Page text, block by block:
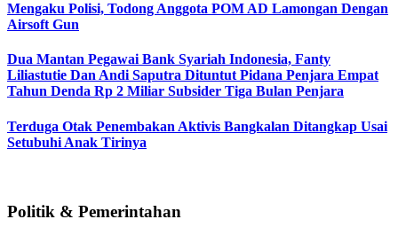
Mengaku Polisi, Todong Anggota POM AD Lamongan Dengan
Airsoft Gun
Dua Mantan Pegawai Bank Syariah Indonesia, Fanty
Liliastutie Dan Andi Saputra Dituntut Pidana Penjara Empat
Tahun Denda Rp 2 Miliar Subsider Tiga Bulan Penjara
Terduga Otak Penembakan Aktivis Bangkalan Ditangkap Usai
Setubuhi Anak Tirinya
Politik & Pemerintahan